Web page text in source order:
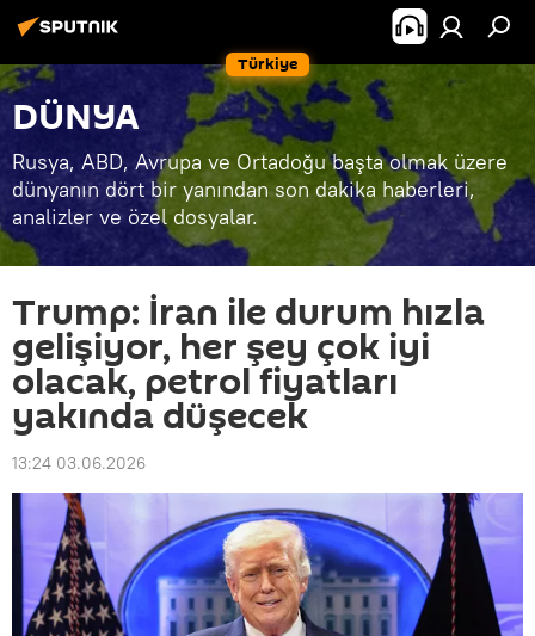
Türkiye
DÜNYA
Rusya, ABD, Avrupa ve Ortadoğu başta olmak üzere
dünyanın dört bir yanından son dakika haberleri,
analizler ve özel dosyalar.
Trump: İran ile durum hızla
gelişiyor, her şey çok iyi
olacak, petrol fiyatları
yakında düşecek
13:24 03.06.2026